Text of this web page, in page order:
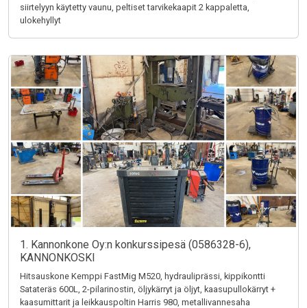
siirtelyyn käytetty vaunu, peltiset tarvikekaapit 2 kappaletta,
ulokehyllyt
1. Kannonkone Oy:n konkurssipesä (0586328-6),
KANNONKOSKI
Hitsauskone Kemppi FastMig M520, hydrauliprässi, kippikontti
Satateräs 600L, 2-pilarinostin, öljykärryt ja öljyt, kaasupullokärryt +
kaasumittarit ja leikkauspoltin Harris 980, metallivannesaha